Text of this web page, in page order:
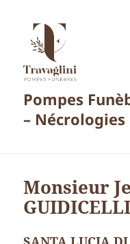
Pompes
– Nécrologies
Monsieur
GUIDICELLI